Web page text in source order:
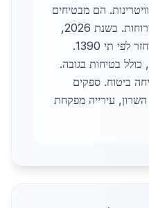
לחלונות ותי 5281 לוויטרינות. הם מבטיחים
עמידות בפני קורוזיה, אש ורוחות. בשנת 2026,
נדרש 95% אלומיניום ממוחזר לפי תי 1390.
כולל בטיחות בגובה.
ביטוח. ספקים
עירייה מפקחת